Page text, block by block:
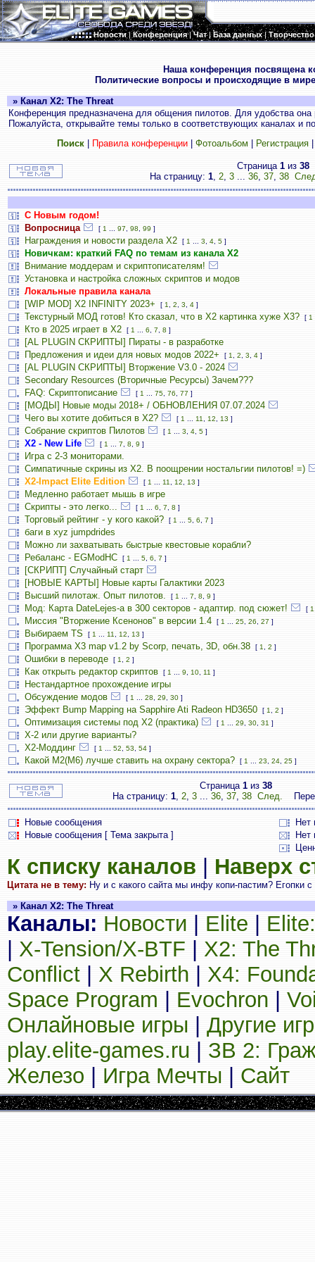
Новости|Конференция|Чат|База данных|Творчество
Наша конференция посвящена
Политические вопросы и происходящие в
» Канал X2: The Threat
Конференция предназначена для общения пилотов. Для удобства
Пожалуйста, открывайте темы только в соответствующих каналах и
Поиск| Правила конференции| Фотоальбом Регистрация
Страница 1из 38
На страницу: 1, 2, 3 ... 36, 37, 38
С Новым годом!
Вопросница
[ 1 97 98 99 ]
Награждения и новости раздела Х2 [ 1 3 4 5 ]
Новичкам: краткий FAQ по темам из канала Х2
Внимание моддерам и скриптописателям!
Установка и настройка сложных скриптов и модов
Локальные правила канала
[WIP MOD] X2 INFINITY 2023+
[ 1 2 3 4 ]
Текстурный МОД готов! Кто сказал, что в X2 картинка хуже X3? [ 1
Кто в 2025 играет в X2 [ 1 6 7 8 ]
[AL PLUGIN СКРИПТЫ] Пираты - в разработке
Предложения и идеи для новых модов 2022+
[ 1 2 3 4 ]
[AL PLUGIN СКРИПТЫ] Вторжение V3.0 - 2024
Secondary Resources (Вторичные Ресурсы) Зачем???
FAQ: Скриптописание
[ 1 75 76 77 ]
[МОДЫ] Новые моды 2018+ / ОБНОВЛЕНИЯ 07.07.2024
Чего вы хотите добиться в Х2?
[ 1 11 12 13 ]
Собрание скриптов Пилотов [ 1 3 4 5 ]
X2 - New Life [ 1 7 8 9 ]
Игра с 2-3 мониторами.
Симпатичные скрины из X2. В поощрении ностальгии пилотов! =)
X2-Impact Elite Edition
[ 1 11 12 13 ]
Медленно работает мышь в игре
Скрипты - это легко...
[ 1 6 7 8 ]
Торговый рейтинг - у кого какой? [ 1 5 6 7 ]
баги в xyz jumpdrides
Можно ли захватывать быстрые квестовые корабли?
Ребаланс - EGModHC
[ 1 5 6 7 ]
[СКРИПТ] Случайный старт
[НОВЫЕ КАРТЫ] Новые карты Галактики 2023
Высший пилотаж. Опыт пилотов.
[ 1 7 8 9 ]
Мод: Карта DateLejes-а в 300 секторов - адаптир. под сюжет! [ 1
Миссия "Вторжение Ксенонов" в версии 1.4 [ 1 25 26 27 ]
Выбираем TS [ 1 11 12 13 ]
Программа X3 map v1.2 by Scorp, печать, 3D, обн.38 [ 1 2 ]
Ошибки в переводе [ 1 2 ]
Как открыть редактор скриптов [ 1 9 10 11 ]
Нестандартное прохождение игры
Обсуждение модов
[ 1 28 29 30 ]
Эффект Bump Mapping на Sapphire Ati Radeon HD3650 [ 1 2 ]
Оптимизация системы под X2 (практика) [ 1 29 30 31 ]
X-2 или другие варианты?
Х2-Моддинг
[ 1 52 53 54 ]
Какой М2(М6) лучше ставить на охрану сектора? [ 1 23 24 25 ]
Страница 1из 38
На страницу: 1, 2, 3 ... 36, 37, 38 След.
Новые сообщения
Нет
Новые сообщения [ Тема закрыта ]
Нет
К списку каналов Наверх
Цитата не в тему: Ну и с какого сайта мы инфу копи-пастим? Егопки
» Канал X2: The Threat
Каналы: Новости Elite
X-Tension/X-BTF
X2: The
Conflict
X Rebirth
X4:
Space Program
Evochron
Онлайновые игры
Другие
play.elite-games.ru
ЗВ 2:
Железо
Игра Мечты Сайт